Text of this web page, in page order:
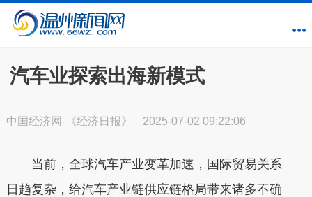
汽车业探索出海新模式
中国经济网-《经济日报》 2025-07-02 09:22:06
当前，全球汽车产业变革加速，国际贸易关系
日趋复杂，给汽车产业链供应链格局带来诸多不确